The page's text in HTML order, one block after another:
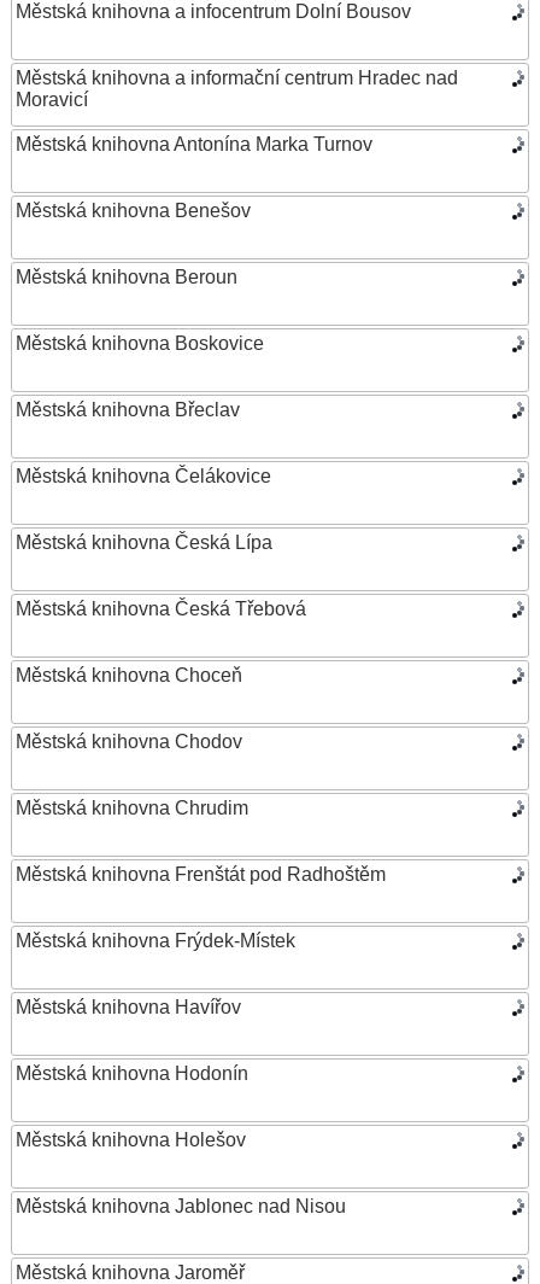
Městská knihovna a infocentrum Dolní Bousov
Městská knihovna a informační centrum Hradec nad
Moravicí
Městská knihovna Antonína Marka Turnov
Městská knihovna Benešov
Městská knihovna Beroun
Městská knihovna Boskovice
Městská knihovna Břeclav
Městská knihovna Čelákovice
Městská knihovna Česká Lípa
Městská knihovna Česká Třebová
Městská knihovna Choceň
Městská knihovna Chodov
Městská knihovna Chrudim
Městská knihovna Frenštát pod Radhoštěm
Městská knihovna Frýdek-Místek
Městská knihovna Havířov
Městská knihovna Hodonín
Městská knihovna Holešov
Městská knihovna Jablonec nad Nisou
Městská knihovna Jaroměř